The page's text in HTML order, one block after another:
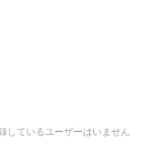
しているユーザーはいません